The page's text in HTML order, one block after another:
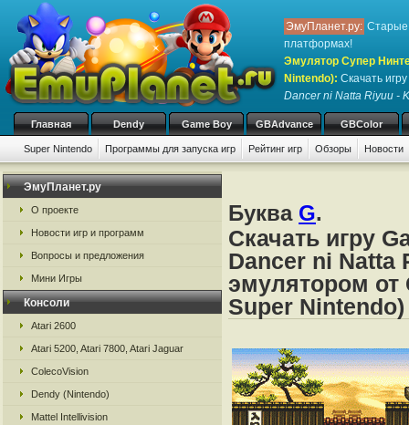
ЭмуПланет.ру: Старые
платформах!
Эмулятор Супер
Nintendo): Скачать игру
Dancer ni Natta Riyuu -
Главная Dendy Game Boy GBAdvance GBColor
Super Nintendo Программы для запуска игр Рейтинг игр Обзоры Новости
Игры: # A B C D E F G H I
ЭмуПланет.ру
О проекте
Новости игр и программ
Вопросы и предложения
Мини Игры
Консоли
Atari 2600
Atari 5200, Atari 7800, Atari Jaguar
ColecoVision
Dendy (Nintendo)
Mattel Intellivision
Буква G.
Скачать игру
Dancer ni Natta
эмулятором от
Super Nintendo)